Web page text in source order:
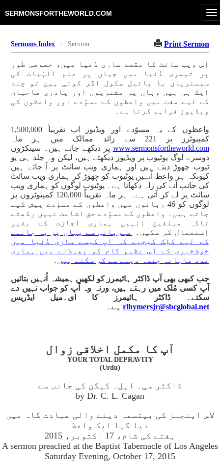
SERMONSFORTHEWORLD.COM
Sermons Index Sermon Print Sermon
اِس ویب سائٹ کا مقصد ساری دُنیا میں، خصوصی طور
پر تیسری دُنیا میں جہاں پر علم الہٰیات کی
سیمنریاں یا بائبل سکول اگر کوئی ہیں تو چند
ایک ہی ہیں وہاں پر مشنریوں اور پادری صاحبان
کے لیے مفت میں واعظوں کے مسوّدے اور واعظوں کی
ویڈیوز فراہم کرنا ہے۔
واعظوں کے یہ مسوّدے اور ویڈیوز اب تقریباً 1,500,000
کمپیوٹرز پر 221 سے زائد ممالک میں ہر ماہ
www.sermonsfortheworld.com پر دیکھے جاتے ہیں۔ سینکڑوں
دوسرے لوگ یوٹیوب پر ویڈیوز دیکھتے ہیں، لیکن وہ جلد ہی یو
ٹیوب چھوڑ دیتے ہیں اور ہماری ویب سائٹ پر آ جاتے ہیں
کیونکہ ہر واعظ اُنہیں یوٹیوب کو چھوڑ کر ہماری ویب سائٹ
کی جانب آنے کی راہ دکھاتا ہے۔ یوٹیوب لوگوں کو ہماری ویب
سائٹ پر لے کر آتی ہے۔ ہر ماہ تقریباً 120,000 کمپیوٹروں پر
لوگوں کو 46 زبانوں میں واعظوں کے مسوّدے پیش کیے
جاتے ہیں۔ واعظوں کے مسوّدے حق اشاعت نہیں رکھتے
تاکہ مبلغین اِنہیں ہماری اجازت کے بغیر
اِستعمال کر سکیں۔
مہربانی سے یہاں پر یہ جاننے
کے لیے کلِک کیجیے کہ آپ کیسے ساری دُنیا میں
خوشخبری کے اِس عظیم کام کو پھیلانے میں ہماری
مدد ماہانہ چندہ دینے سے کر سکتے ہیں
جب کبھی بھی آپ ڈاکٹر ہائیمرز کو لکھیں ہمیشہ اُنہیں بتائیں
آپ کسی مُلک میں رہتے ہیں، ورنہ وہ آپ کو جواب نہیں دے
سکتے۔ ڈاکٹر ہائیمرز کا ای۔میل ایڈریس
rlhymersjr@sbcglobal.net ہے۔
آپ کا مکمل اخلاقی زوال
YOUR TOTAL DEPRAVITY
(Urdu)
ڈاکٹر سی۔ ایل۔ کیگن کی جانب سے
by Dr. C. L. Cagan
لاس اینجلز کی بپتسمہ دینے والی عبادت گاہ میں
دیا گیا ایک واعظ
ہفتے کی شام، 17 اکتوبر، 2015
A sermon preached at the Baptist Tabernacle of Los Angeles
Saturday Evening, October 17, 2015